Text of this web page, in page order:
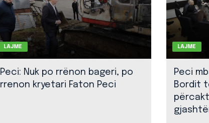
LAJME
Peci: Nuk po rrënon bageri, po
rrenon kryetari Faton Peci
LAJME
Peci
Bordit